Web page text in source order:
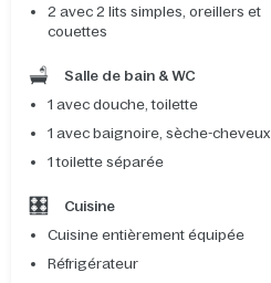
2 avec 2 lits simples, oreillers et
couettes
Salle de bain & WC
1 avec douche, toilette
1 avec baignoire, sèche-cheveux
1 toilette séparée
Cuisine
Cuisine entièrement équipée
Réfrigérateur